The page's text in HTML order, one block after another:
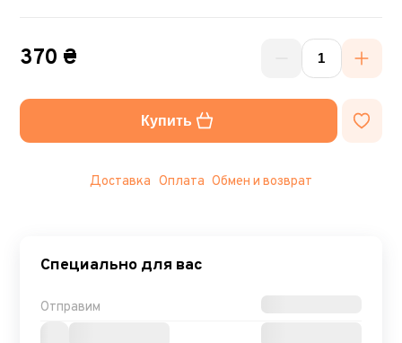
370 ₴
Купить
Доставка Оплата Обмен и возврат
Специально для вас
Отправим